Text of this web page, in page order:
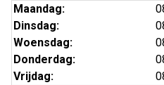
Maandag:
Dinsdag:
Woensdag:
Donderdag:
Vrijdag: